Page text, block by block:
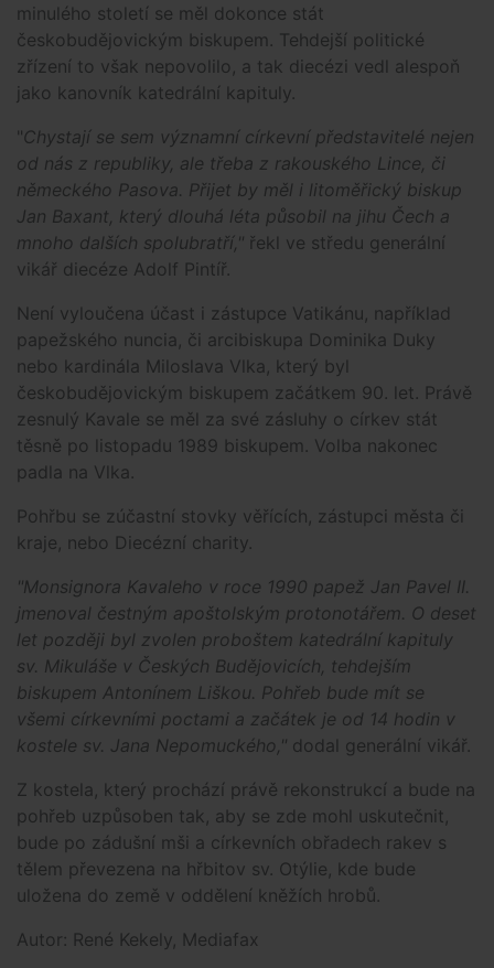
minulého století se měl dokonce stát
českobudějovickým biskupem. Tehdejší politické
zřízení to však nepovolilo, a tak diecézi vedl alespoň
jako kanovník katedrální kapituly.
"Chystají se sem významní církevní představitelé nejen
od nás z republiky, ale třeba z rakouského Lince, či
německého Pasova. Přijet by měl i litoměřický biskup
Jan Baxant, který dlouhá léta působil na jihu Čech a
mnoho dalších spolubratří," řekl ve středu generální
vikář diecéze Adolf Pintíř.
Není vyloučena účast i zástupce Vatikánu, například
papežského nuncia, či arcibiskupa Dominika Duky
nebo kardinála Miloslava Vlka, který byl
českobudějovickým biskupem začátkem 90. let. Právě
zesnulý Kavale se měl za své zásluhy o církev stát
těsně po listopadu 1989 biskupem. Volba nakonec
padla na Vlka.
Pohřbu se zúčastní stovky věřících, zástupci města či
kraje, nebo Diecézní charity.
"Monsignora Kavaleho v roce 1990 papež Jan Pavel II.
jmenoval čestným apoštolským protonotářem. O deset
let později byl zvolen proboštem katedrální kapituly
sv. Mikuláše v Českých Budějovicích, tehdejším
biskupem Antonínem Liškou. Pohřeb bude mít se
všemi církevními poctami a začátek je od 14 hodin v
kostele sv. Jana Nepomuckého," dodal generální vikář.
Z kostela, který prochází právě rekonstrukcí a bude na
pohřeb uzpůsoben tak, aby se zde mohl uskutečnit,
bude po zádušní mši a církevních obřadech rakev s
tělem převezena na hřbitov sv. Otýlie, kde bude
uložena do země v oddělení kněžích hrobů.
Autor: René Kekely, Mediafax